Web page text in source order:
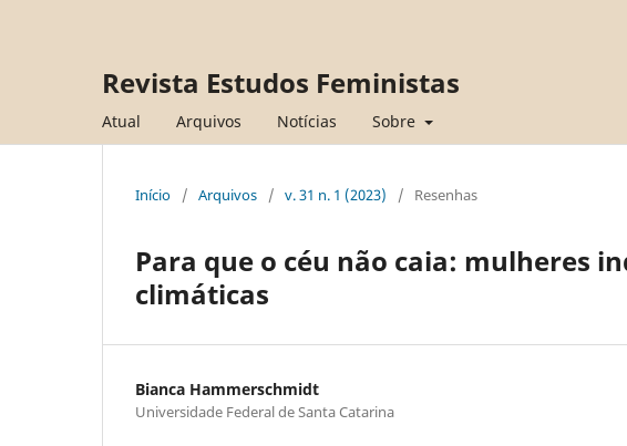
Revista Estudos Feministas
Atual Arquivos Notícias Sobre
Início / Arquivos / v. 31 n. 1 (2023) / Resenhas
Para que o céu não caia: mulheres
climáticas
Bianca Hammerschmidt
Universidade Federal de Santa Catarina